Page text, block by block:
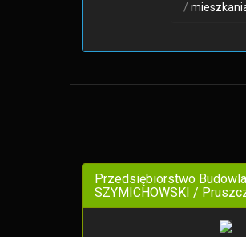
/
Przedsiębiorstwo
SZYMICHOWSKI /